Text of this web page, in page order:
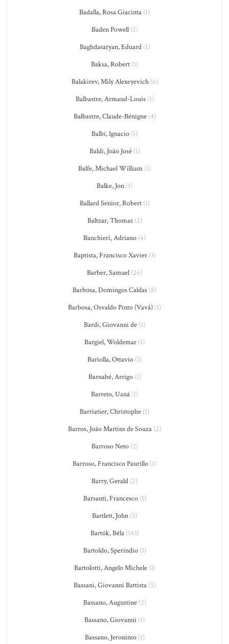
Badalla, Rosa Giacinta (1)
Baden Powell(2)
Baghdasaryan, Eduard(1)
Baksa, Robert (1)
Balakirev, Mily Alexeyevich(6)
Balbastre, Armand-Louis(1)
Balbastre, Claude-Bénigne(4)
Balbi, Ignacio (1)
Baldi, João José(1)
Balfe, Michael William (1)
Balke, Jon (1)
Ballard Senior, Robert(1)
Baltzar, Thomas(2)
Banchieri, Adriano (4)
Baptista, Francisco Xavier(3)
Barber, Samuel (26)
Barbosa, Domingos Caldas (8)
Barbosa, Osvaldo Pinto (Vavá) (1)
Bardi, Giovanni de (1)
Bargiel, Woldemar (1)
Bariolla, Ottavio (1)
Barnabé, Arrigo(1)
Barreto, Uaná (1)
Barriatier, Christophe (1)
Barros, João Martins de Souza (2)
Barroso Neto(2)
Barroso, Francisco Paurillo (1)
Barry, Gerald (2)
Barsanti, Francesco(1)
Bartlett, John (3)
Bartók, Béla(183)
Bartoldo, Sperindio(1)
Bartolotti, Angelo Michele(1)
Bassani, Giovanni Battista(5)
Bassano, Augustine(2)
Bassano, Giovanni (1)
Bassano, Jeronimo(1)